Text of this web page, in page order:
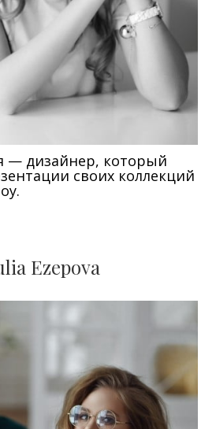
— дизайнер, который
своих коллекций
Ezepova